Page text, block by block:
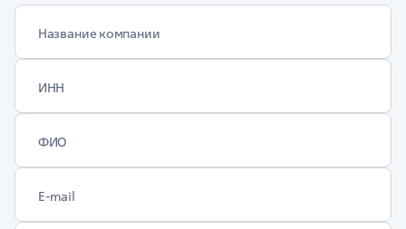
Название компании
ИНН
ФИО
E-mail